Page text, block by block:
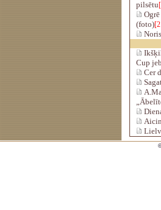
pilsētu
(foto)
Cup
Cer